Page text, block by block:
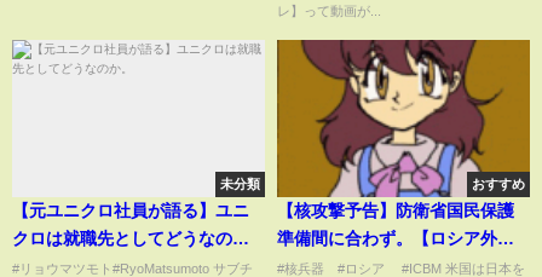
レ】って動画が...
未分類
【元ユニクロ社員が語る】ユニ
クロは就職先としてどうなの
か。
#リョウマツモト#RyoMatsumoto サブチ
おすすめ
【核攻撃予告】防衛省国民保護
準備間に合わず。【ロシア外務
省正式声明】日本国を名指し脅
#核兵器 #ロシア #ICBM 米国は日本を